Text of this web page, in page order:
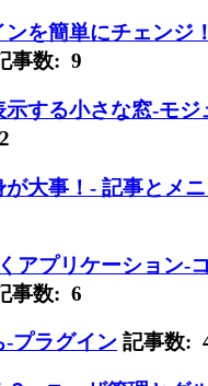
を簡単にチェンジ
事数: 9
する小さな窓-モジ
が大事！- 記事とメ
アプリケーション-
事数: 6
プラグイン 記事数: